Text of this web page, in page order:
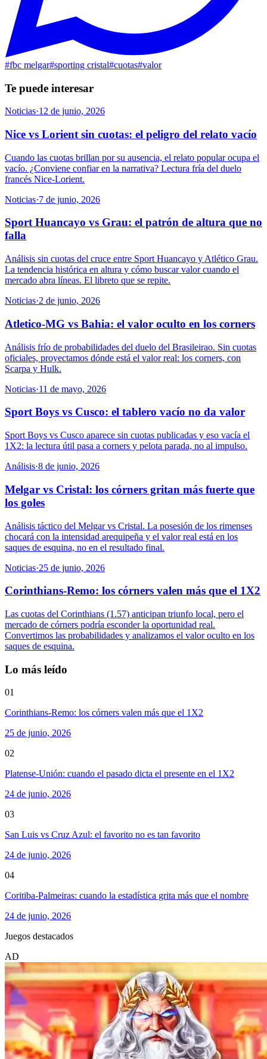
#fbc melgar#sporting cristal#cuotas#valor
Te puede interesar
Noticias·12 de junio, 2026
Nice vs Lorient sin cuotas: el peligro del relato vacío
Cuando las cuotas brillan por su ausencia, el relato popular ocupa el
vacío. ¿Conviene confiar en la narrativa? Lectura fría del duelo
francés Nice-Lorient.
Noticias·7 de junio, 2026
Sport Huancayo vs Grau: el patrón de altura que no
falla
Análisis sin cuotas del cruce entre Sport Huancayo y Atlético Grau.
La tendencia histórica en altura y cómo buscar valor cuando el
mercado abra líneas. El libreto que se repite.
Noticias·2 de junio, 2026
Atletico-MG vs Bahia: el valor oculto en los corners
Análisis frío de probabilidades del duelo del Brasileirao. Sin cuotas
oficiales, proyectamos dónde está el valor real: los corners, con
Scarpa y Hulk.
Noticias·11 de mayo, 2026
Sport Boys vs Cusco: el tablero vacío no da valor
Sport Boys vs Cusco aparece sin cuotas publicadas y eso vacía el
1X2: la lectura útil pasa a corners y pelota parada, no al impulso.
Análisis·8 de junio, 2026
Melgar vs Cristal: los córners gritan más fuerte que
los goles
Análisis táctico del Melgar vs Cristal. La posesión de los rimenses
chocará con la intensidad arequipeña y el valor real está en los
saques de esquina, no en el resultado final.
Noticias·25 de junio, 2026
Corinthians-Remo: los córners valen más que el 1X2
Las cuotas del Corinthians (1.57) anticipan triunfo local, pero el
mercado de córners podría esconder la oportunidad real.
Convertimos las probabilidades y analizamos el valor oculto en los
saques de esquina.
Lo más leído
01
Corinthians-Remo: los córners valen más que el 1X2
25 de junio, 2026
02
Platense-Unión: cuando el pasado dicta el presente en el 1X2
24 de junio, 2026
03
San Luis vs Cruz Azul: el favorito no es tan favorito
24 de junio, 2026
04
Coritiba-Palmeiras: cuando la estadística grita más que el nombre
24 de junio, 2026
Juegos destacados
AD